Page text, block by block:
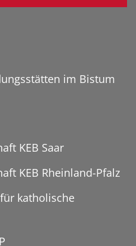
im Bistum
KEB Saar
KEB Rheinland-Pfalz
katholische